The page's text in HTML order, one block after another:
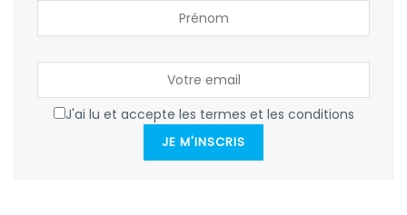
J'ai lu et accepte les termes et les conditions
JE M'INSCRIS